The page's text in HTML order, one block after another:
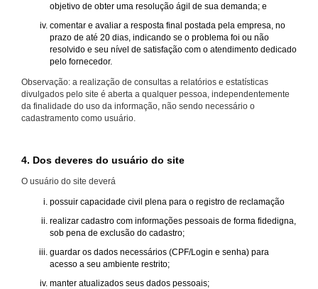
objetivo de obter uma resolução ágil de sua demanda; e
comentar e avaliar a resposta final postada pela empresa, no
prazo de até 20 dias, indicando se o problema foi ou não
resolvido e seu nível de satisfação com o atendimento dedicado
pelo fornecedor.
Observação: a realização de consultas a relatórios e estatísticas
divulgados pelo site é aberta a qualquer pessoa, independentemente
da finalidade do uso da informação, não sendo necessário o
cadastramento como usuário.
4. Dos deveres do usuário do site
O usuário do site deverá
possuir capacidade civil plena para o registro de reclamação
realizar cadastro com informações pessoais de forma fidedigna,
sob pena de exclusão do cadastro;
guardar os dados necessários (CPF/Login e senha) para
acesso a seu ambiente restrito;
manter atualizados seus dados pessoais;